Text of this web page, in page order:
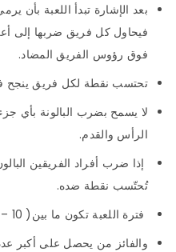
بعد الإشارة تبدأ اللعبة بأن
فيحاول كل فريق ضربها إلى
فوق رؤوس الفريق المضاد.
تحتسب نقطة لكل فريق ينجح
لا يسمح بضرب البالونة بأي
الرأس والقدم.
إذا ضرب أفراد الفريقين
تُحتّسب نقطة ضده.
فترة اللعبة تكون ما بين( 10 – 15) دقيقة.
والفائز من يحصل على أكبر